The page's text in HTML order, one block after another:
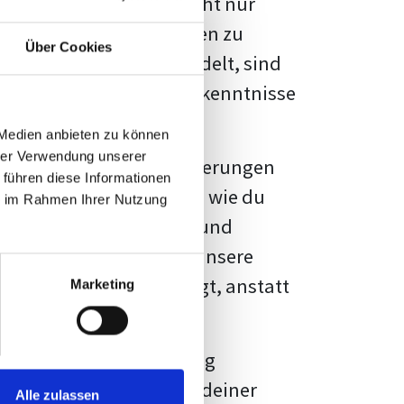
Über Cookies
anbieten zu können
Verwendung unserer
diese Informationen
Rahmen Ihrer Nutzung
Marketing
Alle zulassen
Fakten und Quellen zu
handelt, sind
und Erkenntnisse
vor diesen Herausforderungen
kannst, sondern auch, wie du
Formatierung und
Erwartungen, und unsere
Vorlage zeigt, anstatt
große Herausforderung
wird die Formatierung deiner